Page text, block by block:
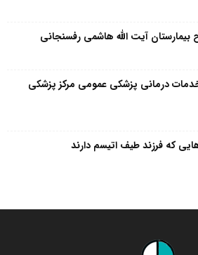
بیمارستان آیت الله هاشمی‌ رفسنجانی
درمانی پزشکی عمومی مرکز پزشکی
که فرزند طیف اتیسم دارند